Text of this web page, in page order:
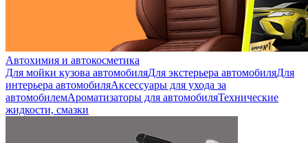
Автохимия и автокосметика
Для мойки кузова автомобиляДля экстерьера автомобиляДля
интерьера автомобиляАксессуары для ухода за
автомобилемАроматизаторы для автомобиляТехнические
жидкости, смазки